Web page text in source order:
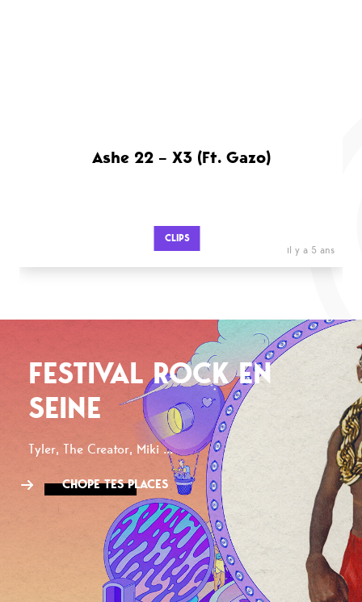
Ashe 22 – X3 (Ft. Gazo)
CLIPS
il y a 5 ans
FESTIVAL ROCK EN
SEINE
Tyler, The Creator, Miki ...
CHOPE TES PLACES